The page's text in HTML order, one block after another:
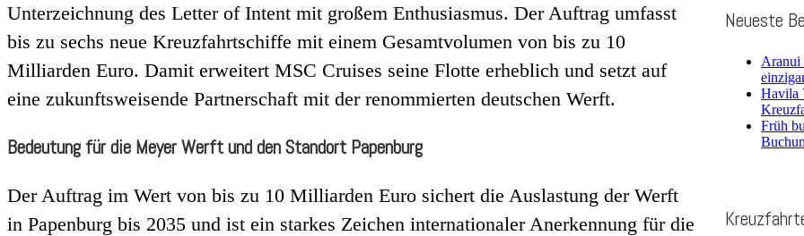
Unterzeichnung des Letter of Intent mit großem Enthusiasmus. Der Auftrag umfasst
bis zu sechs neue Kreuzfahrtschiffe mit einem Gesamtvolumen von bis zu 10
Milliarden Euro. Damit erweitert MSC Cruises seine Flotte erheblich und setzt auf
eine zukunftsweisende Partnerschaft mit der renommierten deutschen Werft.
Bedeutung für die Meyer Werft und den Standort Papenburg
Der Auftrag im Wert von bis zu 10 Milliarden Euro sichert die Auslastung der Werft
in Papenburg bis 2035 und ist ein starkes Zeichen internationaler Anerkennung für die
Neueste
Aranui
Havila
Früh